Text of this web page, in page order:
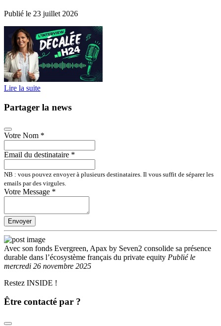
Publié le 23 juillet 2026
Lire la suite
Partager la news
Votre Nom *
Email du destinataire *
NB : vous pouvez envoyer à plusieurs destinataires. Il vous suffit de séparer les
emails par des virgules.
Votre Message *
Envoyer
Avec son fonds Evergreen, Apax by Seven2 consolide sa présence
durable dans l’écosystème français du private equity Publiéle
mercredi 26 novembre 2025
Restez INSIDE !
Être contacté par ?